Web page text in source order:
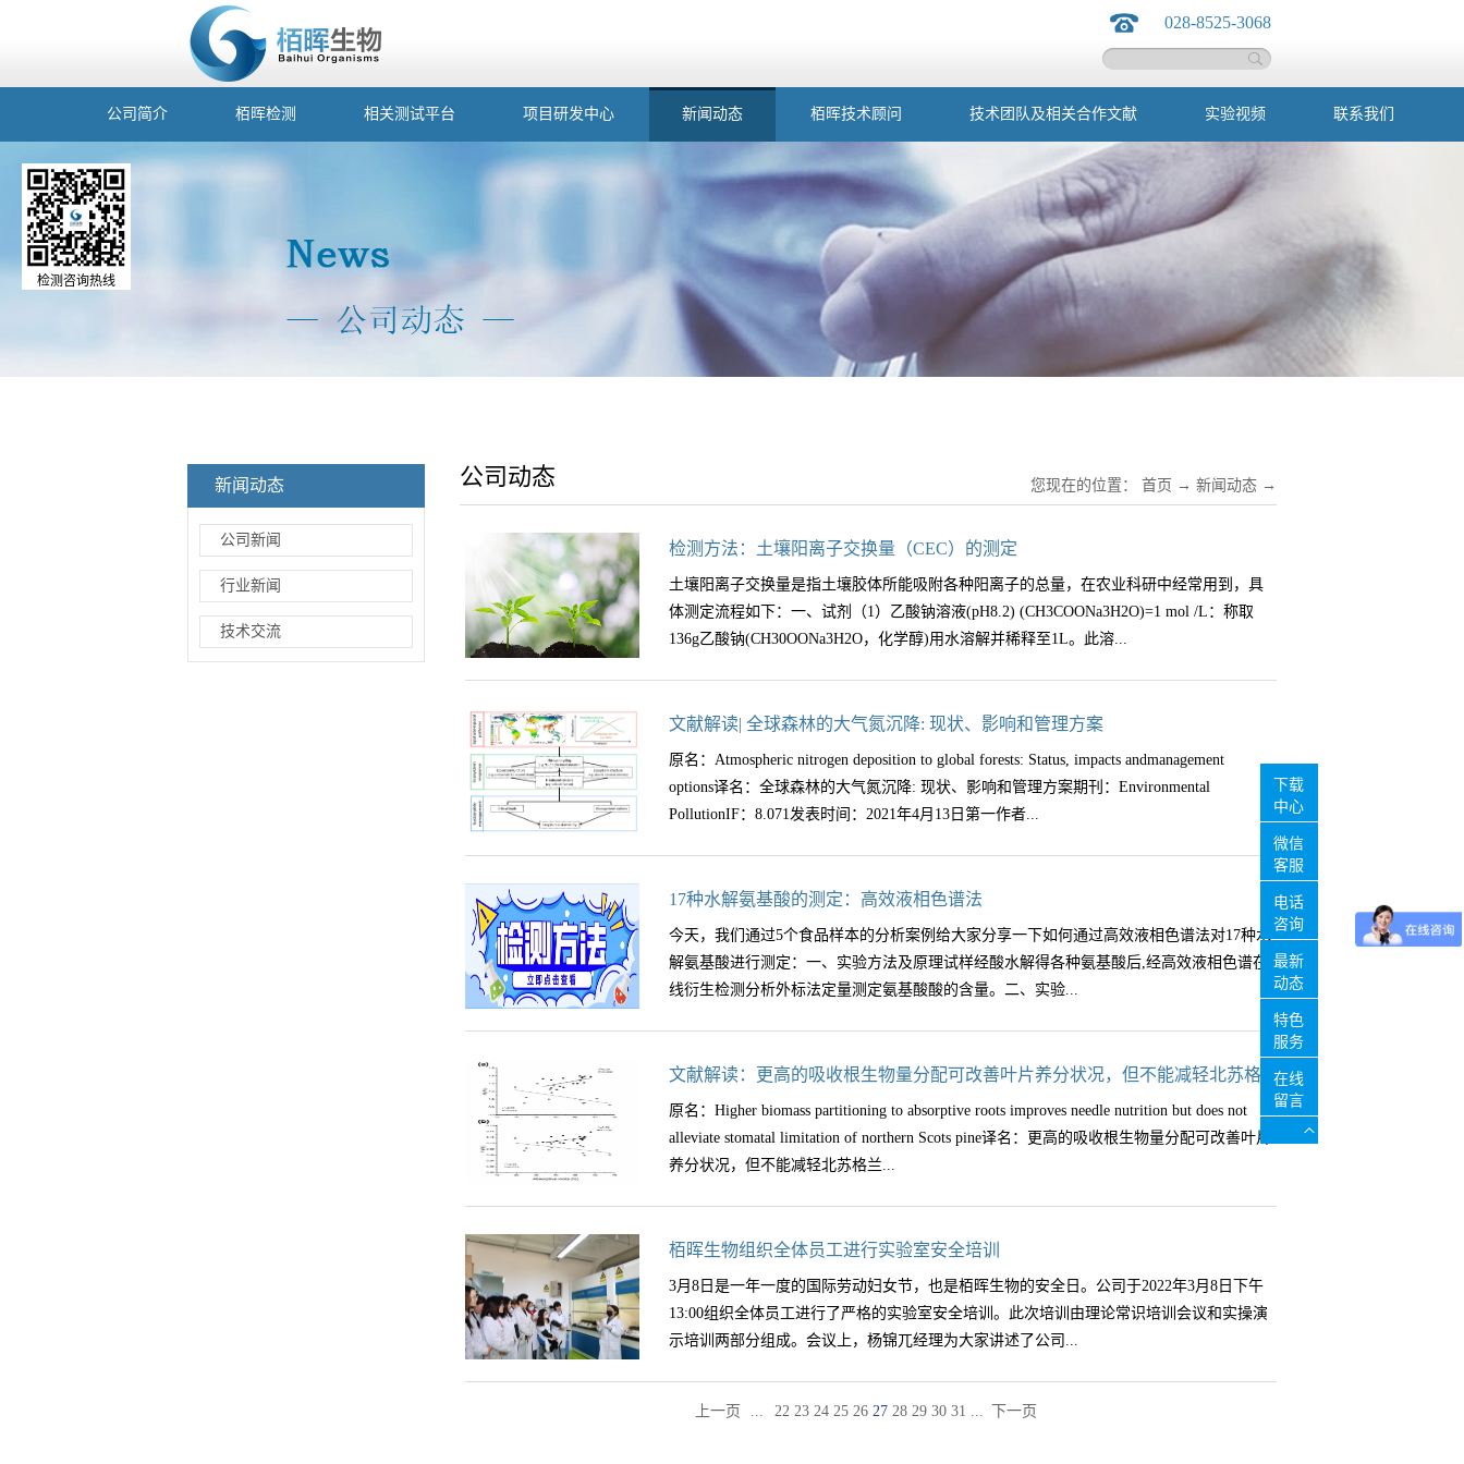
028-8525-3068
公司简介 栢晖检测 相关测试平台 项目研发中心 新闻动态 栢晖技术顾问 技术团队及相关合作文献 实验视频 联系我们
新闻动态
公司新闻
行业新闻
技术交流
公司动态 您现在的位置： 首页 → 新闻动态 →
检测方法：土壤阳离子交换量（CEC）的测定
土壤阳离子交换量是指土壤胶体所能吸附各种阳离子的总量，在农业科研中经常用到，具
体测定流程如下：一、试剂（1）乙酸钠溶液(pH8.2) (CH3COONa3H2O)=1 mol /L：称取
136g乙酸钠(CH30OONa3H2O，化学醇)用水溶解并稀释至1L。此溶...
液pH为8.2。否则用稀NaOH溶液或HOAc调节至pH8.2。（2）95%乙醇溶液或99%异丙醇溶
液（3）乙酸铵溶液(pH7.0)(CH3COONH4)=1 mol/L。（4）钠标准溶液：称取2.5421g氯化
钠(NaCl，分析醇，经105℃烘4 h)，用乙酸铵溶液(试剂3,pH7.0)溶解，定容至1L，即为
1000 mg/L准溶液，然后用乙酸铵溶液(试剂3)稀释成不同浓度标准溶液，贮于塑料瓶中。
样的制备取风干的实验室待测样品充分混匀后，取待测样品充分混匀后，按四分法缩减至
100g，粉碎，然后全部通过60目孔径筛，装入样品袋备用。四．分析步骤称取通过0.25mm
筛孔风干土4.00g～6. 00g(粘土4.00g，砂土6.00克)于50mL离心管中，加乙酸钠溶液(试剂
1)33 mL，使各管重量一致，塞住管口,振荡5min，离心弃去清液。重复用乙酸钠(试剂1)提
取4次。然后以同样方法，用乙醇或异丙醇(试剂2)洗涤样品3次，最后一次尽量除尽洗涤
液。将上述土样加入乙酸铵(试剂3)20mL，用玻棒搅成泥浆，振荡5min，离心，将上清液
线上查得钠的浓度，根据钠的浓度即可计算阳离子交换量。五、结果计算式中：CEC——
土壤阳离子交换量，cmol·kg-1(+)；c——从工作曲线上查得Na的浓度，mg·L-1；V——测
读液的体积，100 mL；23.0——钠(Na+)离子的摩尔质量，g·mo1-1；103——把mL算成L的
除数；m——土样的质量，g。
文献解读| 全球森林的大气氮沉降: 现状、影响和管理方案
原名：Atmospheric nitrogen deposition to global forests: Status, impacts andmanagement
options译名：全球森林的大气氮沉降: 现状、影响和管理方案期刊：Environmental
PollutionIF：8.071发表时间：2021年4月13日第一作者...
：Enzai Du通讯作者：Enzai Du（enzaidu@bnu.edu.cn）合作作者：Mark E. Fenn , Wim De
Vries , Yong Sik Ok主要单位：1.前言：氮（N）及其化合物和反应的发现，促进了人类从
18世纪开始对氮循环的认识。由于Habere Bosch工艺的发明将N2转化为氨（NH3），即大
大增加了用于粮食生产的N肥，从而维持了此后全球人口的增长。反过来，人口增长进一
的来说，人类活动产生的活性氮极大地增加了活性氮对环境的损失，并导致了一系列的环
境影响。森林覆盖了全球约三分之一的陆地表面，提供多种生态系统服务（例如，保持土
壤、水和生物多样性）以及基本的文化或精神价值。通过大气沉降的新N输入可对森林生
态系统既有有利影响，也有有害的影响，例如在N限制条件下刺激碳（C）固存、物种多样
性的丧失、土壤酸化和养分失衡等。因此，从区域尺度到全球尺度，了解N沉降的现状以
及N沉降的变化对森林生态系统结构和功能的影响具有重要意义。这对于预测森林生态系
和功能的影响，3）森林生态系统对氮沉降区域趋势的响应，4）减轻氮沉降对森林生态系
统负面影响的管理方案（框架见图1）。图1. 森林生态系统中氮（N）沉积的模式、影响和
管理方案。此图概括了本文的框架。2. 氮沉降对全球森林的状况、影响和管理方案2.1.全
球森林氮沉降的空间变异森林具有高冠层表面积的特点，是氮沉降的重要汇，具有比其他
生物群总氮沉降量的估计值在19~23Tg N yr-1之间。此外，对森林特定N沉降的模型预测
（EMEP rv4.17）与网格平均N沉降的模型预测进行比较表明，在网格尺度上，这两个值之
17种水解氨基酸的测定：高效液相色谱法
今天，我们通过5个食品样本的分析案例给大家分享一下如何通过高效液相色谱法对17种水
解氨基酸进行测定：一、实验方法及原理试样经酸水解得各种氨基酸后,经高效液相色谱在
线衍生检测分析外标法定量测定氨基酸酸的含量。二、实验...
步骤2.1主要实验仪器 HPLC（紫外检测器，在线衍生）离心机（12000rpm）天平
（0.01g，0.1mg）超声波清洗机（240w）干式氮吹仪（100℃）烘箱（105℃，115℃）2.2
实验步骤1、 水解：准确称取一定量试样（精确至0.0001g），使试样中蛋白质含量在
10mg~20mg范围内。将称量好的样品置于水解管中。根据试样的蛋白质含量，在水解管内
解22~24h后放至室温，取出水解液，用0.22μm孔径的滤膜过滤，取1ml续滤液至进样小瓶
际浓度可以用0.1M的HCL水溶液适当稀释，一般植物均可用1mL 0.1M HCL水溶液稀释）
3、 标准溶液配制：购买市售标准溶液（10pmol/μL、25pmol/μL、100pmol/μL、250pmol/
μL、1000pmol/μL）。2.3 色谱条件参数值色谱柱AdvanceBio AAA C18，4.6 × 100 mm, 2.7
µm流速1.5 mL/min柱温40 °C流动相A) 10 mmol/L 磷酸氢二钠和 10 mM硼酸钠溶液，用盐
文献解读：更高的吸收根生物量分配可改善叶片养分状况，但不能减轻北苏格
兰松的气孔限制
原名：Higher biomass partitioning to absorptive roots improves needle nutrition but does not
alleviate stomatal limitation of northern Scots pine译名：更高的吸收根生物量分配可改善叶片
养分状况，但不能减轻北苏格兰...
松的气孔限制期刊：Global Change BiologyIF：10.863发表时间：2021.05.01第一作者：
Marcin Zadworny通讯作者：Marcin Zadworny合作作者：Joanna Mucha,Agnieszka
Bagniewska-Zadworna,Roma Żytkowiak,Ewa Mąderek,Darius Danusevičius,Jacek
Oleksyn,Tomasz P. Wyka,M. Luke McCormack主要单位：Institute of Dendrology, Polish
状，高纬度系统的枝叶生长主要受光周期控制，而根系生长在主要受环境温度调控。这些
器官沿环境梯度的不同敏感性可能会改变地上和地下的功能关系。该文以沿温带-北方森林
栢晖生物组织全体员工进行实验室安全培训
3月8日是一年一度的国际劳动妇女节，也是栢晖生物的安全日。公司于2022年3月8日下午
13:00组织全体员工进行了严格的实验室安全培训。此次培训由理论常识培训会议和实操演
示培训两部分组成。会议上，杨锦兀经理为大家讲述了公司...
安全日的由来，强调了安全生产于公司于个人的重要性。公司安全负责人廖海燕从实验室
上一页 22 23 24 25 26 27 28 29 30 31 下一页
下载
中心
微信
客服
电话
咨询
最新
动态
特色
服务
在线
留言
检测咨询热线